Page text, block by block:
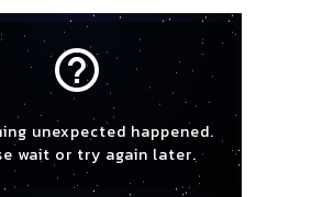
help_outline
unexpected happened.
wait or try again later.